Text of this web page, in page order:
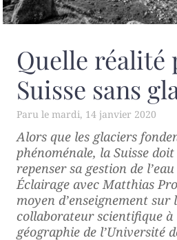
Quelle réalité
Suisse sans
mardi, 14 janvier 2020
Alors que les glaciers
phénoménale, la Suisse
repenser sa gestion de
Éclairage avec Matthias
moyen d’enseignement sur
collaborateur scientifique à
géographie de l’Université